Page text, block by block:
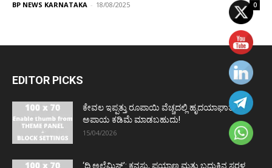
BP NEWS KARNATAKA - 18/08/2025 0
EDITOR PICKS
ಕೇವಲ ಇಪ್ಪತ್ತು ರೂಪಾಯಿ ವೆಚ್ಚದಲ್ಲಿ ಹೃದಯಾಘಾತದ
ಅಪಾಯ ಕಡಿಮೆ ಮಾಡಬಹುದು!
15/04/2026
‘ದಿ ಅಲ್ಚೆಮಿಸ್ಟ್’: ಕನಸು, ಪ್ರಯಾಣ ಮತ್ತು ಬದುಕಿನ ಸರಳ